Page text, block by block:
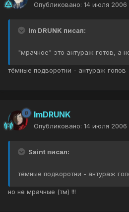
Опубликовано: 14 июля 2006
Im DRUNK писал:
"мрачное" это антураж готов, а
тёмные подворотни - антураж гопов
ImDRUNK
Опубликовано: 14 июля 2006
Saint писал:
тёмные подворотни - антураж
но не мрачные (тм) !!!